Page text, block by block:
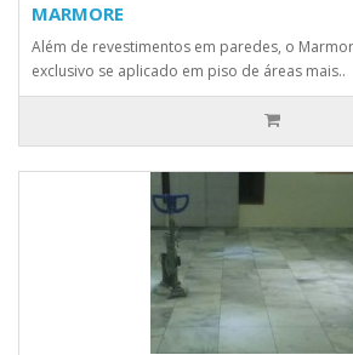
MARMORE
Além de revestimentos em paredes, o
exclusivo se aplicado em piso de áreas mais..